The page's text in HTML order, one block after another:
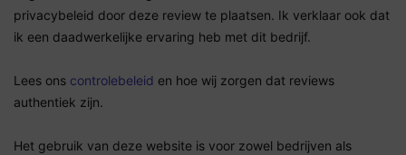
privacybeleid door deze review te plaatsen. Ik verklaar ook dat
ik een daadwerkelijke ervaring heb met dit bedrijf.
Lees ons controlebeleid en hoe wij zorgen dat reviews
authentiek zijn.
Het gebruik van deze website is voor zowel bedrijven als